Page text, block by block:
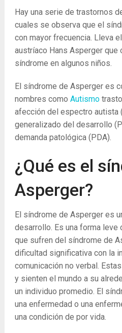
Hay una serie de trastornos
cuales se observa que el
con mayor frecuencia. Lleva
austríaco Hans Asperger
síndrome en algunos niños.
El síndrome de Asperger es
nombres como Autismo
afección del espectro autista
generalizado del desarrollo
demanda patológica (PDA).
¿Qué es el
Asperger?
El síndrome de Asperger es
desarrollo. Es una forma leve
que sufren del síndrome de
dificultad significativa con la
comunicación no verbal.
y sienten el mundo a su
un individuo promedio. El
una enfermedad o una
una condición de por vida.